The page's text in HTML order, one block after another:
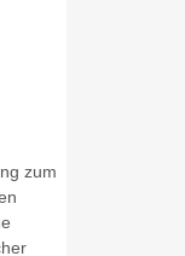
zum